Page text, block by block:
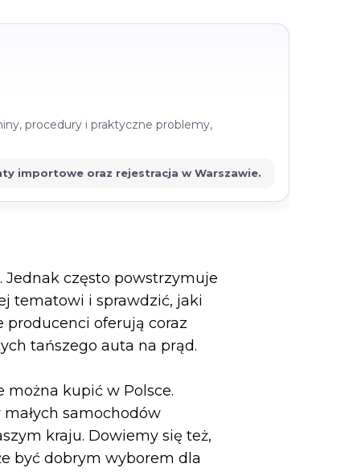
Jednak często powstrzymuje
tematowi i sprawdzić, jaki
producenci oferują coraz
tańszego auta na prąd.
kupić w Polsce.
samochodów
kraju. Dowiemy się też,
być dobrym wyborem dla
procedury i praktyczne problemy,
importowe oraz rejestracja w Warszawie.